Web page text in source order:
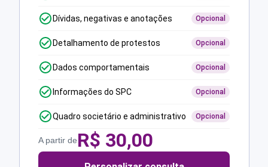
Dívidas, negativas e anotações Opcional
Detalhamento de protestos Opcional
Dados comportamentais Opcional
Informações do SPC Opcional
Quadro societário e administrativo Opcional
A partir deR$ 30,00